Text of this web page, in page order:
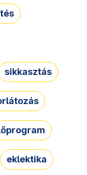
sikkasztás
eklektika